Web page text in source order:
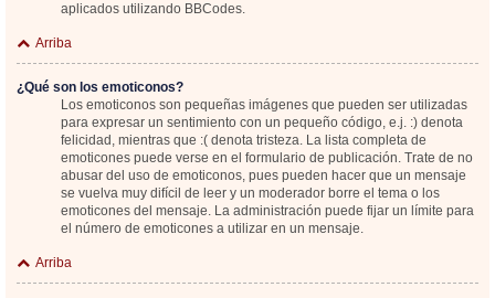
aplicados utilizando BBCodes.
Arriba
¿Qué son los emoticonos?
Los emoticonos son pequeñas imágenes que pueden ser utilizadas
para expresar un sentimiento con un pequeño código, e.j. :) denota
felicidad, mientras que :( denota tristeza. La lista completa de
emoticones puede verse en el formulario de publicación. Trate de no
abusar del uso de emoticonos, pues pueden hacer que un mensaje
se vuelva muy difícil de leer y un moderador borre el tema o los
emoticones del mensaje. La administración puede fijar un límite para
el número de emoticones a utilizar en un mensaje.
Arriba